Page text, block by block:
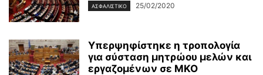
ΑΣΦΑΛΙΣΤΙΚΌ 25/02/2020
Υπερψηφίστηκε η τροπολογία
για σύσταση μητρώου μελών και
εργαζομένων σε ΜΚΟ